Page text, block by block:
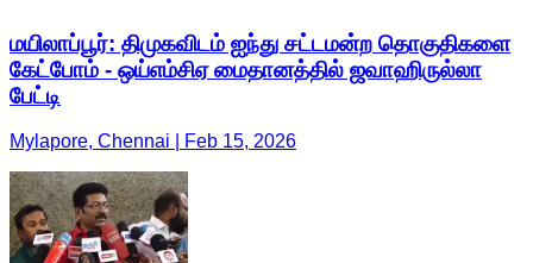
மயிலாப்பூர்: திமுகவிடம் ஐந்து சட்டமன்ற தொகுதிகளை
கேட்போம் - ஒய்எம்சிஏ மைதானத்தில் ஜவாஹிருல்லா
பேட்டி
Mylapore, Chennai | Feb 15, 2026